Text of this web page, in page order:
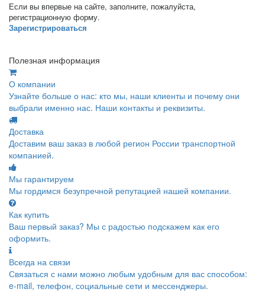
Если вы впервые на сайте, заполните, пожалуйста,
регистрационную форму.
Зарегистрироваться
Полезная информация
О компании
Узнайте больше о нас: кто мы, наши клиенты и почему они
выбрали именно нас. Наши контакты и реквизиты.
Доставка
Доставим ваш заказ в любой регион России транспортной
компанией.
Мы гарантируем
Мы гордимся безупречной репутацией нашей компании.
Как купить
Ваш первый заказ? Мы с радостью подскажем как его
оформить.
Всегда на связи
Связаться с нами можно любым удобным для вас способом:
e-mail, телефон, социальные сети и мессенджеры.